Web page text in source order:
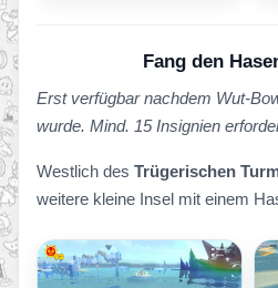
Fang den
Erst verfügbar nachdem Wut-
wurde. Mind. 15 Insignien
Westlich des Trügerischen
weitere kleine Insel mit einem